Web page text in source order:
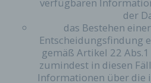
verfügbaren
der
das Bestehen
Entscheidungsfindung
gemäß Artikel 22
zumindest in diesen
Informationen über die
und die Datensicherheit in
zu erhöhen, um
Schutzniveau für die von
personenbezogenen
anonymen Daten der
getrennt von allen durch